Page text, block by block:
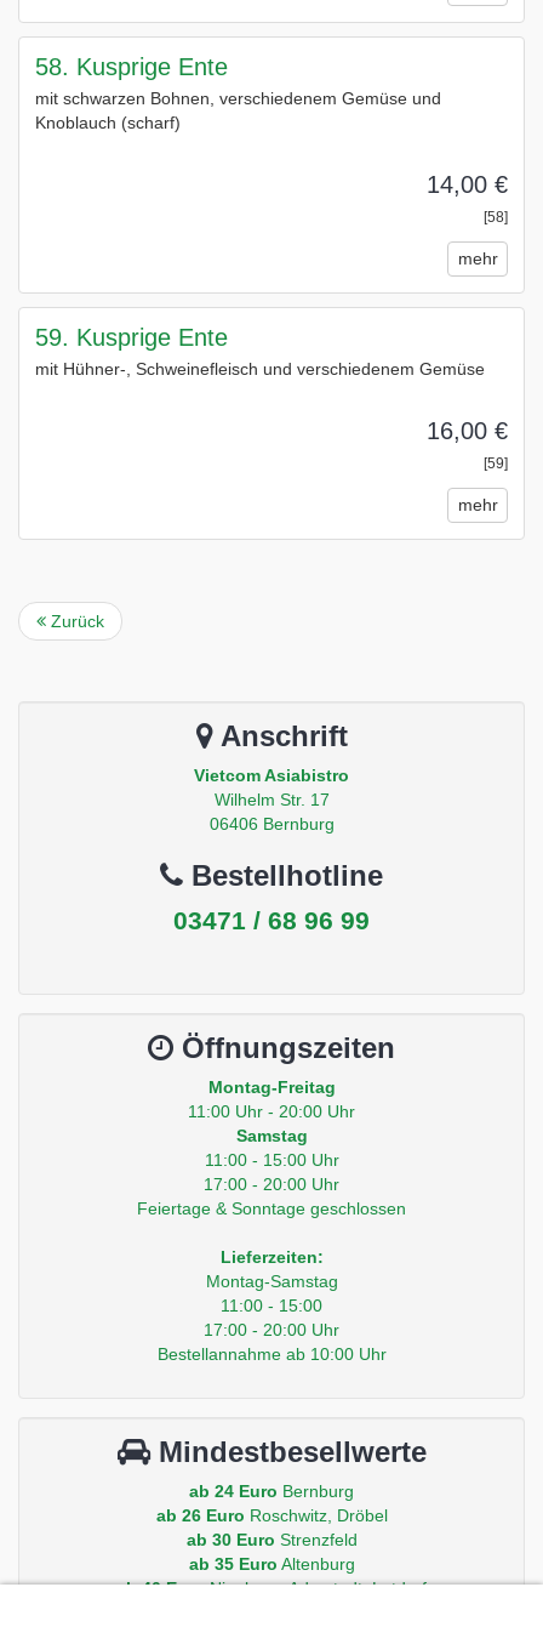
58. Kusprige Ente
mit schwarzen Bohnen, verschiedenem Gemüse und
Knoblauch (scharf)
14,00 €
[58]
mehr
59. Kusprige Ente
mit Hühner-, Schweinefleisch und verschiedenem Gemüse
16,00 €
[59]
mehr
Zurück
Anschrift
Vietcom Asiabistro
Wilhelm Str. 17
06406 Bernburg
Bestellhotline
03471 / 68 96 99
Öffnungszeiten
Montag-Freitag
11:00 Uhr - 20:00 Uhr
Samstag
11:00 - 15:00 Uhr
17:00 - 20:00 Uhr
Feiertage & Sonntage geschlossen
Lieferzeiten:
Montag-Samstag
11:00 - 15:00
17:00 - 20:00 Uhr
Bestellannahme ab 10:00 Uhr
Mindestbesellwerte
ab 24 Euro Bernburg
ab 26 Euro Roschwitz, Dröbel
ab 30 Euro Strenzfeld
ab 35 Euro Altenburg
ab 40 EuroNienburg, Aderstedt, Latdorf